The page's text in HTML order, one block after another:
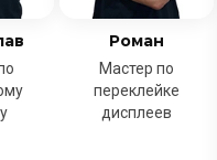
Роман
Мастер по
переклейке
дисплеев